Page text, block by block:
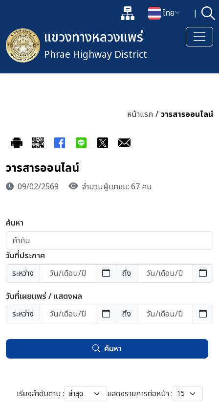
แผนผังเว็บไซต์
เปลี่ยนภาษา
ไทย | ค้
เปิดกล่องค้นหาข้อมูลหลักของเ
แขวงทางหลวงแพร่
Phrae Highway District
หน้าแรก / วารสารออนไลน์
วารสารออนไลน์
09/02/2569 จำนวนผู้เขาชม: 67 คน
ค้นหา
วันที่ประกาศ
ระหว่าง
ถึง
วันที่เผยแพร่ / แสดงผล
ระหว่าง
ถึง
ค้นหา
เรียงลำดับตาม : แสดงรายการต่อหน้า :